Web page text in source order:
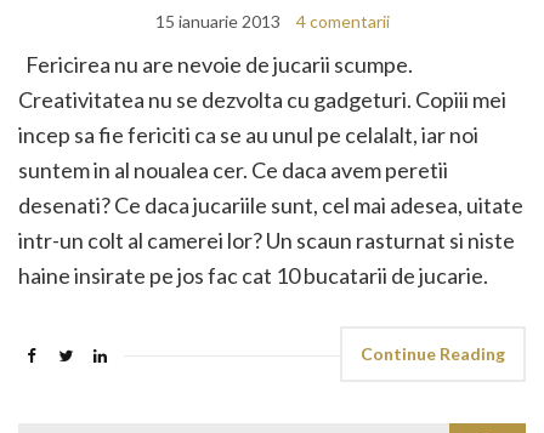
15 ianuarie 2013 4 comentarii
Fericirea nu are nevoie de jucarii scumpe.
Creativitatea nu se dezvolta cu gadgeturi. Copiii mei
incep sa fie fericiti ca se au unul pe celalalt, iar noi
suntem in al noualea cer. Ce daca avem peretii
desenati? Ce daca jucariile sunt, cel mai adesea, uitate
intr-un colt al camerei lor? Un scaun rasturnat si niste
haine insirate pe jos fac cat 10 bucatarii de jucarie.
Continue Reading